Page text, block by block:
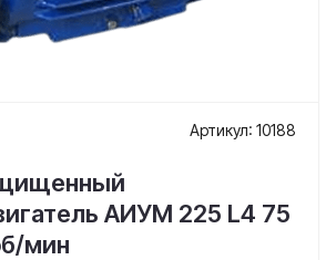
Артикул: 10188
АИУМ 225 L4 75
мин